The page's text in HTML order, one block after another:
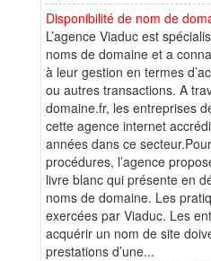
Disponibilité de nom de
L’agence Viaduc est
noms de domaine et a
à leur gestion en termes
ou autres transactions. A
domaine.fr, les entreprises
cette agence internet
années dans ce
procédures, l’agence
livre blanc qui présente en
noms de domaine. Les
exercées par Viaduc. Les
acquérir un nom de site
prestations d’une...